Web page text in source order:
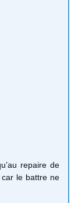
repaire de
le battre ne